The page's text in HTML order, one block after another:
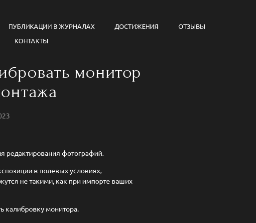
ПУБЛИКАЦИИ В ЖУРНАЛАХ ДОСТИЖЕНИЯ
ОТЗЫВЫ
КОНТАКТЫ
монитор
редактирования фотографий.
в полевых условиях,
не такими, как при импорте ваших
калибровку монитора.